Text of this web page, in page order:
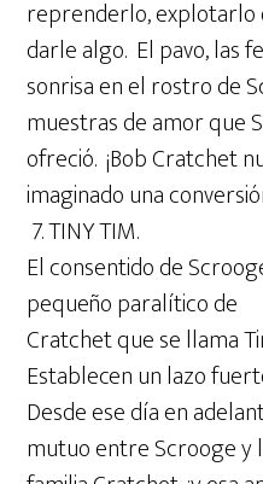
reprenderlo, explotarlo
darle algo. El pavo, las
sonrisa en el rostro de
muestras de amor que
ofreció. ¡Bob Cratchet
imaginado una
7. TINY TIM.
El consentido de
pequeño paralítico de
Cratchet que se llama
Establecen un lazo
Desde ese día en
mutuo entre Scrooge y